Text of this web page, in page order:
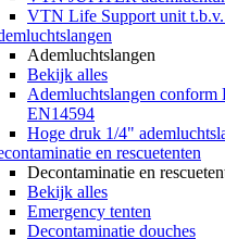
VTN Life Support unit
Ademluchtslangen
Bekijk alles
Ademluchtslangen conform
EN14594
Hoge druk 1/4"
en rescuetenten
Decontaminatie en
Bekijk alles
Emergency tenten
Decontaminatie douches